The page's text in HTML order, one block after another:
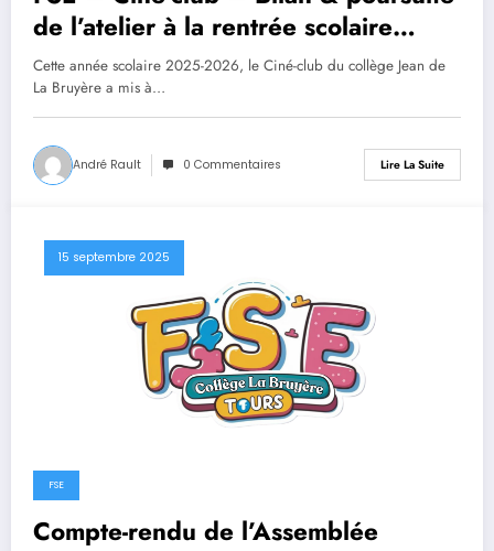
de l’atelier à la rentrée scolaire
2026-2027.
Cette année scolaire 2025-2026, le Ciné-club du collège Jean de
La Bruyère a mis à…
André Rault 0 Commentaires Lire La Suite
15 septembre 2025
FSE
Compte-rendu de l’Assemblée